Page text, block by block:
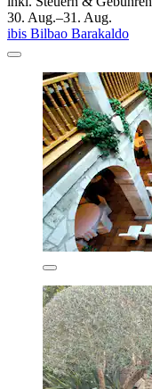
30. Aug.–31. Aug.
ibis Bilbao Barakaldo